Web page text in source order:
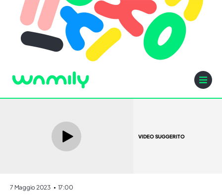
VIDEO SUGGERITO
7 Maggio 2023 17:00